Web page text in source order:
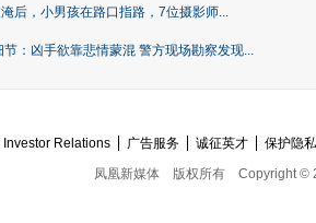
后，小男孩在路口指路，7位摄影师...
：凶手欲靠悲情蒙混 警方现场勘察发现...
Investor Relations 广告服务 诚征英才
保护隐
凤凰新媒体
版权所有 Copyright ©